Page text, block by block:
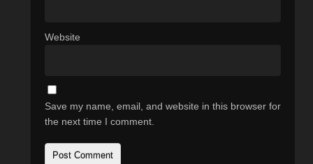
Website
Save my name, email, and website in this browser for
the next time I comment.